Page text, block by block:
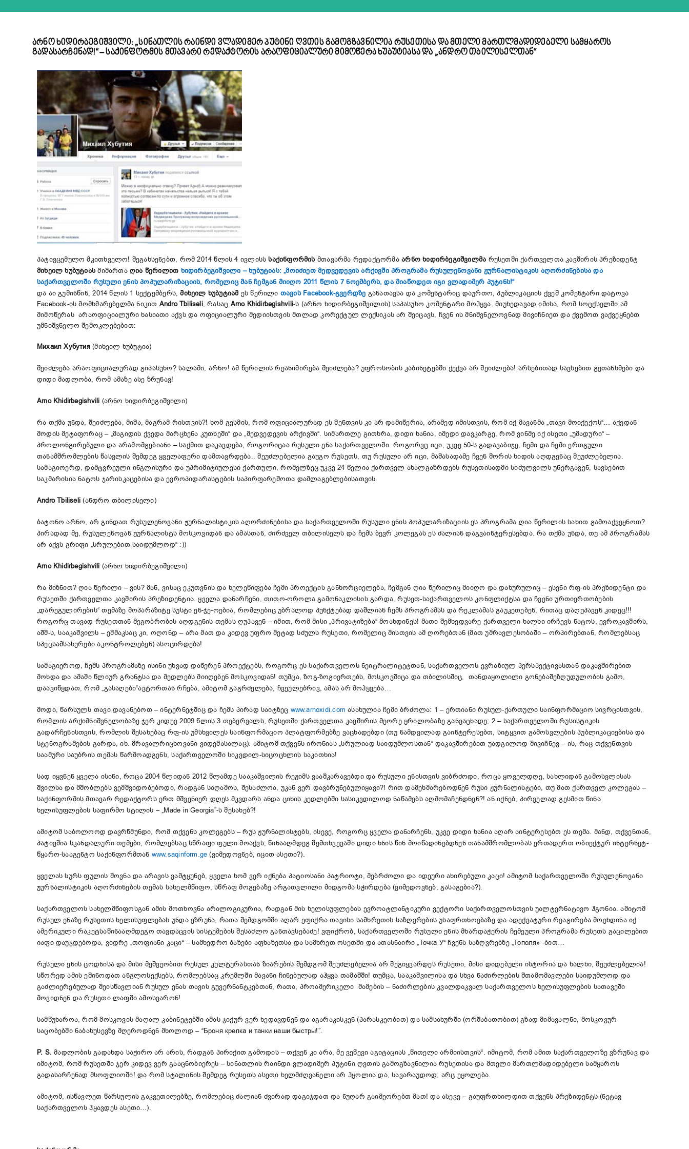
არნო ხიდირბეგიშვილი: „სინათლის რაინდი ვლადიმერ პუტინი ღვთის გამოგზავნილია რუსეთისა და მთელი მართლმადიდებელი სამყაროს
გადასარჩენად!“ – საქინფორმის მთავარი რედაქტორის არაოფიციალური მიმოწერა ხუბუტიასა და „ანდრო თბილისელთან“
პატივცემულო მკითხველო! შეგახსენებთ, რომ 2014 წლის 4 ივლისსსაქინფორმის მთავარმა რედაქტორმაარნო ხიდირბეგიშვილმა რუსეთში ქართველთა კავშირის პრეზიდენტ
მიხეილ ხუბუტიასმიმართა ღია წერილით ხიდირბეგიშვილი – ხუბუტიას: „მოიძიეთ მედვედევის არქივში პროგრამა რუსულენოვანი ჟურნალისტიკის აღორძინებისა და
საქართველოში რუსული ენის პოპულარიზაციის, რომელიც მან ჩემგან მიიღო 2011 წლის 7 ნოემბერს, და მიაწოდეთ იგი ვლადიმერ პუტინს!“
და აი გუშინწინ, 2014 წლის 1 სექტემბერს,მიხეილ ხუბუტიამ ეს წერილი თავის Facebook-გვერდზე განათავსა და კომენტარიც დაურთო, პუბლიკაციის ქვეშ კომენტარი დატოვა
Facebook-ის მომხმარებელმა ნიკით Andro Tbiliseli, რასაც Arno Khidirbegishvili-ს (არნო ხიდირბეგიშვილის) საპასუხო კომენტარი მოჰყვა. მიუხედავად იმისა, რომ სოცქსელში ამ
მიმოწერას არაოფიციალური ხასიათი აქვს და ოფიციალური მედიისთვის მთლად კორექტულ ლექსიკას არ შეიცავს, ჩვენ ის მნიშვნელოვნად მივიჩნიეთ და ქვემოთ ვაქვეყნებთ
უმნიშვნელო შემოკლებებით:
Михаил Хубутия(მიხეილ ხუბუტია)
შეიძლება არაოფიციალურად გიპასუხო? სალამი, არნო! ამ წერილის რეანიმირება შეიძლება? უფროსობის კაბინეტებში ქექვა არ შეიძლება! არსებითად სავსებით გეთანხმები და
დიდი მადლობა, რომ ამაზე ასე ზრუნავ!
Arno Khidirbegishvili (არნო ხიდირბეგიშვილი)
რა თქმა უნდა, შეიძლება, მიშა, მაგრამ რისთვის?! ხომ გესმის, რომ ოფიციალურად ეს შენთვის კი არ დამიწერია, არამედ იმისთვის, რომ იქ მავანმა „თავი მოიქექოს“… აქედან
მოდის მეტაფორაც – „მაგიდის ქვედა მარცხენა კუთხეში“ და „მედვედევის არქივში“. სიმართლე გითხრა, დიდი ხანია, იმედი დავკარგე, რომ ვინმე იქ ისეთი „უმადური“ –
პროლონგირებული და არამომგებიანი – საქმით დაკავდება, როგორიცაა რუსული ენა საქართველოში. როგორვც იცი, უკვე 50-ს გადავაბიჯე, ჩემი და ჩემი ერთგული
თანამშრომლების წასვლის შემდეგ ყველაფერი დამთავრდება.. შეუძლებელია გაუგო რუსეთს, თუ რუსული არ იცი, მაშასადამე ჩვენ შორის ხიდის აღდგენაც შეუძლებელია.
სამაგიოერდ, დამტვრეული ინგლისური და უპრიმიტიულესი ქართული, რომელზეც უკვე 24 წელია ქართველ ახალგაზრდებს რუსეთისადმი სიძულვილს უნერგავენ, სავსებით
საკმარისია ნატოს ჯარისკაცებისა და ევროპიდარასტების საპირფარეშოთა დამლაგებლებისათვის.
Andro Tbiliseli (ანდრო თბილისელი)
ბატონო არნო, არ გინდათ რუსულენოვანი ჟურნალისტიკის აღორძინებისა და საქართველოში რუსული ენის პოპულარიზაციის ეს პროგრამა ღია წერილის სახით გამოაქვეყნოთ?
პირადად მე, რუსულენოვან ჟურნალისტს მოსკოვიდან და ამასთან, ძირძველ თბილისელს და ჩემს ბევრ კოლეგას ეს ძალიან დაგვაინტერესებდა. რა თქმა უნდა, თუ ამ პროგრამას
არ აქვს გრიფი „სრულებით საიდუმლოდ“ :))
Arno Khidirbegishvili (არნო ხიდირბეგიშვილი)
რა მიზნით? ღია წერილი – ვის? მან, ვისაც ეკუთვნის და ხელეწიფება ჩემი პროექტის განხორციელება, ჩემგან ღია წერილიც მიიღო და დახურულიც – ესენი რფ-ის პრეზიდენტი და
რუსეთში ქართველთა კავშირის პრეზიდენტია. ყველა დანარჩენი, თითო-ოროლა გამონაკლისის გარდა, რუსეთ-საქართველოს კონფლიქტსა და ჩვენი ურთიერთობების
„დარეგულირების“ თემაზე მოპარაზიტე სუსტი ენ-ჯე-ოებია, რომლებიც უბრალოდ პუნქტებად დაშლიან ჩემს პროგრამას და რეკლამას გაუკეთებენ, რითაც დაღუპავენ კიდეც!!!
როგორც თავად რუსეთთან მეგობრობის აღდგენის თემას ღუპავენ – იმით, რომ მისი „პრივატიზება“ მოახდინეს! მათი შემხედვარე ქართველი ხალხი ირჩევს ნატოს, ევროკავშირს,
აშშ-ს, სააკაშვილს – ეშმაკსაც კი, ოღონდ – არა მათ და კიდევ უფრო მეტად სძულს რუსეთი, რომელიც მისთვის ამ ღორებთან (მათ უმრავლესობაში – ორპირებთან, რომლებსაც
სპეცსამსახურები აკონტროლებენ) ასოცირდება!
სამაგიეროდ, ჩემს პროგრამაზე ისინი უხვად დაწერენ პროექტებს, როგორც ეს საქართველოს ნეიტრალიტეტთან, საქართველოს ევრაზიულ პერსპექტივასთან დაკავშირებით
მოხდა და ამაში წლიურ გრანტსა და მედლებს მიიღებენ მოსკოვიდან! თუმცა, ზოგ-ზოგიერთებს, მოსკოვშიცა და თბილისშიც, თანდაყოლილი გონებაშეზღუდულობის გამო,
დაავიწყდათ, რომ „გასაღები“ავტორთან რჩება, ამიტომ გაგრძელება, ჩვეულებრივ, ამას არ მოჰყვება…
მოდი, წარსულს თავი დავანებოთ – ინტერნეტშიც და ჩემს პირად საიტზეც www.arnoxidi.com ასახულია ჩემი ბრძოლა: 1 – ერთიანი რუსულ-ქართული საინფორმაციო სივრცისთვის,
რომლის არქიმნიშვნელობაზე ჯერ კიდევ 2009 წლის 3 თებერვალს, რუსეთში ქართველთა კავშირის მეორე ყრილობაზე განვაცხადე; 2 – საქართველოში რუსისტიკის
გადარჩენისთვის, რომლის შესახებაც რფ-ის უმსხვილეს საინფორმაციო პლატფორმებზე ვაცხადებდი (თუ ნამდვილად გაინტერესებთ, სიტყვით გამოსვლების პუბლიკაციებისა და
სტენოგრამების გარდა, იხ. მრავალრიცხოვანი ვიდემასალაც). ამიტომ თქვენს ირონიას „სრულიად საიდუმლოსთან“ დაკავშირებით უადგილოდ მივიჩნევ – ის, რაც თქვენთვის
საამური საუბრის თემას წარმოადგენს, საქართველოში სიკვდილ-სიცოცხლის საკითხია!
სად იყვნენ ყველა ისინი, როცა 2004 წლიდან 2012 წლამდე სააკაშვილის რეჟიმს ვააშკარავებდი და რუსული ენისთვის ვიბრძოდი, როცა ყოველდღე, სახლიდან გამოსვლისას
შვილსა და მშობლებს ვემშვიდობებოდი, რადგან საღამოს, შესაძლოა, უკან ვერ დავბრუნებულიყავი?! რით დამეხმარებოდნენ რუსი ჟურნალისტები, თუ მათ ქართველ კოლეგას –
საქინფორმის მთავარ რედაქტორს ერთ მშვენიერ დღეს მკვდარს ანდა ციხის კედლებში სასიკვდილოდ ნაწამებს აღმომაჩენდნენ?! ან იქნებ, პირველად გესმით წინა
ხელისუფლების საფირმო სტილის – „Made in Georgia”-ს შესახებ?!
ამიტომ საბოლოოდ დავრწმუნდი, რომ თქვენს კოლეგებს – რუს ჟურნალისტებს, ისევე, როგორც ყველა დანარჩენს, უკვე დიდი ხანია აღარ აინტერესებთ ეს თემა. მანდ, თქვენთან,
პატივშია სკანდალური თემები, რომლებსაც სწრაფი ფული მოაქვს, წინააღმდეგ შემთხვევაში დიდი ხნის წინ მოიწადინებდნენ თანამშრომლობას ერთადერთ ობიექტურ ინტერნეტ-
წყარო-სააგენტო საქინფორმთან www.saqinform.ge (ვიმედოვნებ, იცით ასეთი?).
ყველას სურს ფულის შოვნა და არავის ვამტყუნებ, ყველა ხომ ვერ იქნება პატიოსანი პატრიოტი, მებრძოლი და იდეური ახირებული კაცი! ამიტომ საქართველოში რუსულენოვანი
ჟურნალისტიკის აღორძინების თემას სახელმწიფო, სწრაფ მოგებაზე არგათვლილი მიდგომა სჭირდება (ვიმედოვნებ, გასაგებია?).
საქართველოს სახელმწიფოსგან ამის მოთხოვნა არალოგიკურია, რადგან მის ხელისუფლებას ევროატლანტიკური ვექტორი საქართველოსთვის უალტერნატივო ჰგონია. ამიტომ
რუსულ ენაზე რუსეთის ხელისუფლებას უნდა ეზრუნა, რათა შემდგომში აღარ ეფიქრა თავისი სამხრეთის საზღვრების უსაფრთხოებაზე და ადექვატური რეაგირება მოეხდინა იქ
ამერიკული რაკეტსაწინააღმდეგო თავდაცვის სისტემების შესაძლო განთავსებაძე! ვფიქრობ, საქართველოში რუსული ენის მხარდაჭერის ჩემეული პროგრამა რუსეთს გაცილებით
იაფი დაუჯდებოდა, ვიდრე „თოფიანი კაცი“ – სამხედრო ბაზები აფხაზეთსა და სამხრეთ ოსეთში და ათასნაირი „Точка У“ ჩვენს საზღვრებზე „Тополя» -ბით…
რუსული ენის ცოდნისა და მისი მეშვეობით რუსულ კულტურასთან ზიარების შემდგომ შეუძლებელია არ შეგიყვარდეს რუსეთი, მისი დიდებული ისტორია და ხალხი, შეუძლებელია!
სწორედ ამის ეშინოდათ ანგლოსექსებს, რომლებსაც კრემლში მავანი ჩინებულად აჰყვა თამაშში! თუმცა, სააკაშვილისა და სხვა ნაძირლების შთამომავლები საიდუმლოდ და
გაძლიერებულად შეისწავლიან რუსულ ენას თავის გუვერნანტკებთან, რათა, პროამერიკელი მამების – ნაძირლების კვალდაკვალ საქართველოს ხელისუფლების სათავეში
მოვიდნენ და რუსეთი ლაფში ამოსვარონ!
სამწუხაროა, რომ მოსკოვის მაღალ კაბინეტებში ამას ჯიქურ ვერ ხედავდნენ და აგარაკისკენ (პარასკეობით) და სამსახურში (ორშაბათობით) გზად მიმავალნი, მოსკოვურ
საცობებში ნაბახუსევზე მღეროდნენ მხოლოდ – “Броня крепка и танки наши быстры!”.
P. S. მადლობის გადახდა საჭირო არ არის, რადგან პირიქით გამოდის – თქვენ კი არა, მე ვეწევი აგიტაციას „წითელი არმიისთვის“. იმიტომ, რომ ამით საქართველოზე ვზრუნავ და
იმიტომ, რომ რუსეთში ჯერ კიდევ ვერ გააცნობიერეს – სინათლის რაინდი ვლადიმერ პუტინი ღვთის გამოგზავნილია რუსეთისა და მთელი მართლმადიდებელი სამყაროს
გადასარჩენად მსოფლიოში! და რომ სტალინის შემდეგ რუსეთს ასეთი ხელმძღვანელი არ ჰყოლია და, სავარაუდოდ, არც ეყოლება.
ამიტომ, ისწავლეთ წარსულის გაკვეთილებზე, რომლებიც ძალიან ძვირად დაგიჯდათ და ნუღარ გაიმეორებთ მათ! და ასევე – გაუფრთხილდით თქვენს პრეზიდენტს (ნეტავ
საქართველოს ჰყავდეს ასეთი…).